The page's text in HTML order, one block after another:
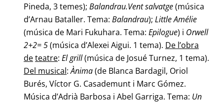
Pineda, 3 temes); Balandrau.Ventsalvatge(música
d’Arnau Bataller. Tema: Balandrau); Little Amélie
(música de Mari Fukuhara. Tema: Epilogue) i Orwell
2+2= 5(música d’Alexei Aigui. 1 tema). De l’obra
deteatre: El grill(música de Josué Turnez, 1 tema).
Del musical:Ànima(de Blanca Bardagil, Oriol
Burés, Víctor G. Casademunt i Marc Gómez.
Música d’Adrià Barbosa i Abel Garriga. Tema: Un